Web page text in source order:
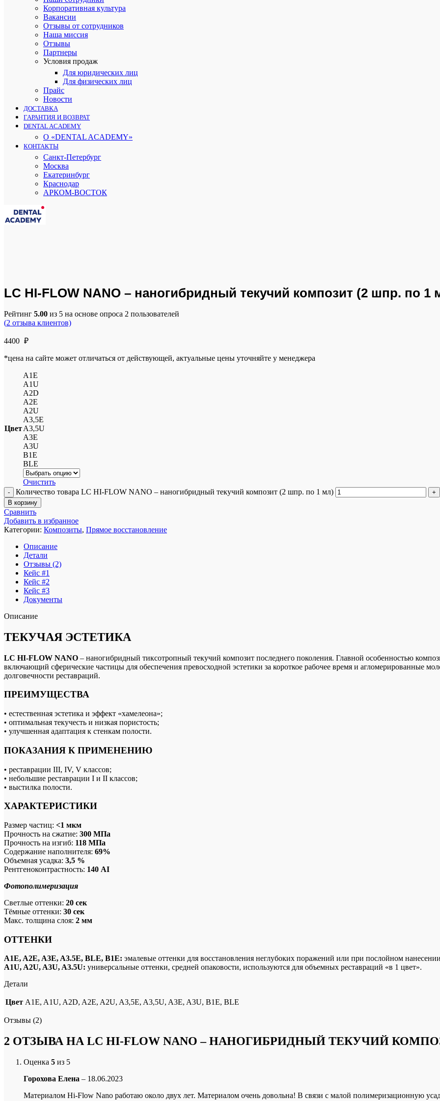
Корпоративная культура
Вакансии
Отзывы от сотрудников
Наша миссия
Отзывы
Партнеры
Условия продаж
Для юридических лиц
Для физических лиц
Прайс
Новости
ДОСТАВКА
ГАРАНТИЯ И ВОЗВРАТ
DENTAL ACADEMY
О «DENTAL ACADEMY»
КОНТАКТЫ
Санкт-Петербург
Москва
Екатеринбург
Краснодар
АРКОМ-ВОСТОК
LC HI-FLOW NANO – наногибридный текучий композит (2 шпр. по 1
Рейтинг 5.00 из 5 на основе опроса 2 пользователей
(2 отзыва клиентов)
4400 ₽
*цена на сайте может отличаться от действующей, актуальные цены уточняйте у менеджера
Цвет
A1E
A1U
A2D
A2E
A2U
A3,5E
A3,5U
A3E
A3U
B1E
BLE
Очистить
Количество товара LC HI-FLOW NANO – наногибридный текучий композит (2 шпр. по 1 мл)
В корзину
Сравнить
Добавить в избранное
Категории: Композиты, Прямое восстановление
Описание
Детали
Отзывы (2)
Кейс #1
Кейс #2
Кейс #3
Документы
Описание
ТЕКУЧАЯ ЭСТЕТИКА
LC HI-FLOW NANO – наногибридный тиксотропный текучий композит последнего поколения. Главной особенностью
включающий сферические частицы для обеспечения превосходной эстетики за короткое рабочее время и агломерированные
долговечности реставраций.
ПРЕИМУЩЕСТВА
• естественная эстетика и эффект «хамелеона»;
• оптимальная текучесть и низкая пористость;
• улучшенная адаптация к стенкам полости.
ПОКАЗАНИЯ К ПРИМЕНЕНИЮ
• реставрации III, IV, V классов;
• небольшие реставрации I и II классов;
• выстилка полости.
ХАРАКТЕРИСТИКИ
Размер частиц: <1 мкм
Прочность на сжатие: 300 МПа
Прочность на изгиб: 118 МПа
Содержание наполнителя: 69%
Объемная усадка: 3,5 %
Рентгеноконтрастность: 140 AI
Фотополимеризация
Светлые оттенки: 20 сек
Тёмные оттенки: 30 сек
Макс. толщина слоя: 2 мм
ОТТЕНКИ
A1E, A2E, A3E, A3.5E, BLE, B1E: эмалевые оттенки для восстановления неглубоких поражений или при послойном
А1U, A2U, A3U, A3.5U: универсальные оттенки, средней опаковости, используются для объемных реставраций «в 1 цвет».
Детали
Цвет A1E, A1U, A2D, A2E, A2U, A3,5E, A3,5U, A3E, A3U, B1E, BLE
Отзывы (2)
2 ОТЗЫВА НАLC HI-FLOW NANO – НАНОГИБРИДНЫЙ ТЕКУЧИЙ
Оценка 5 из 5
Горохова Елена – 18.06.2023
Материалом Hi-Flow Nano работаю около двух лет. Материалом очень довольна! В связи с малой полимеризационную